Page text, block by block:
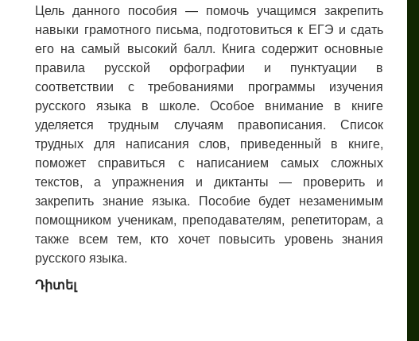
Цель данного пособия — помочь учащимся закрепить
навыки грамотного письма, подготовиться к ЕГЭ и сдать
его на самый высокий балл. Книга содержит основные
правила русской орфографии и пунктуации в
соответствии с требованиями программы изучения
русского языка в школе. Особое внимание в книге
уделяется трудным случаям правописания. Список
трудных для написания слов, приведенный в книге,
поможет справиться с написанием самых сложных
текстов, а упражнения и диктанты — проверить и
закрепить знание языка. Пособие будет незаменимым
помощником ученикам, преподавателям, репетиторам, а
также всем тем, кто хочет повысить уровень знания
русского языка.
Դիտել